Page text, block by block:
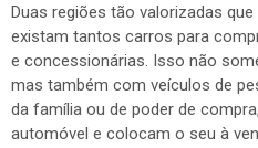
Duas regiões tão valorizadas
existam tantos carros para
e concessionárias. Isso não
mas também com veículos de
da família ou de poder de
automóvel e colocam o seu à